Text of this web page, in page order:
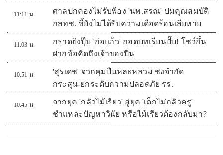
11:11 น.
ศาลปกคองไม่รับฟ้อง 'นพ.สรณ' ปมคุณสมบัติ
กสทช. ชี้ยังไม่ได้รับความเดือดร้อนเสียหาย
11:03 น.
กราดยิงปุ๊บ 'ก่อแก้ว' ถอดบทเรียนปั๊บ! โชว์กึ๋น
ฝากข้อคิดถึงเจ้าของปืน
10:51 น.
'สุรเดช' จวกคุมปืนหละหลวม ชงจำกัด
กระสุน-ยกระดับความปลอดภัย รร.
10:45 น.
จากยุค 'กลัวไม้เรียว' สู่ยุค 'เด็กไม่กลัวครู'
ชำแหละปัญหาวินัย หรือไม้เรียวต้องกลับมา?